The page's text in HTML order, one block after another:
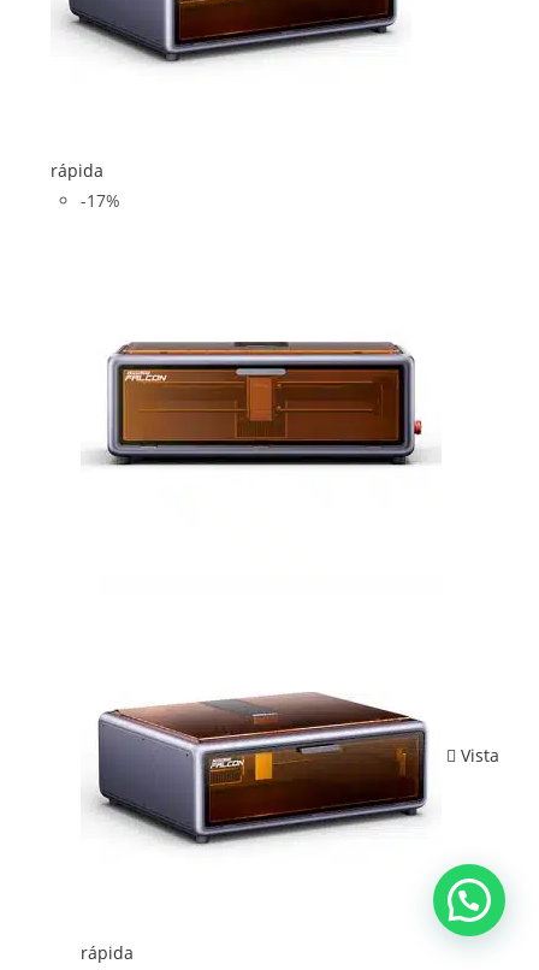
rápida
-17%
Vista
rápida